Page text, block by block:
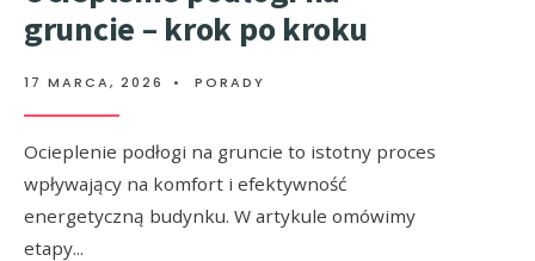
gruncie – krok po kroku
17 MARCA, 2026 • PORADY
Ocieplenie podłogi na gruncie to istotny proces
wpływający na komfort i efektywność
energetyczną budynku. W artykule omówimy
etapy...